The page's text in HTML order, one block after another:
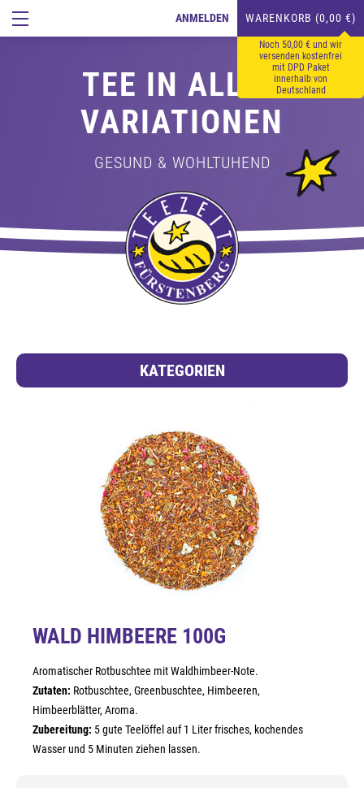
ANMELDEN WARENKORB (0,00 €)
Noch 50,00 € und wir
versenden kostenfrei
mit DPD Paket
innerhalb von
Deutschland
TEE IN ALLEN
VARIATIONEN
GESUND & WOHLTUHEND
KATEGORIEN
WALD HIMBEERE 100G
Aromatischer Rotbuschtee mit Waldhimbeer-Note.
Zutaten: Rotbuschtee, Greenbuschtee, Himbeeren,
Himbeerblätter, Aroma.
Zubereitung: 5 gute Teelöffel auf 1 Liter frisches, kochendes
Wasser und 5 Minuten ziehen lassen.